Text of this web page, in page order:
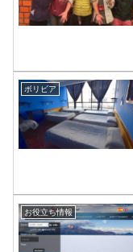
ボリビア
お役立ち情報